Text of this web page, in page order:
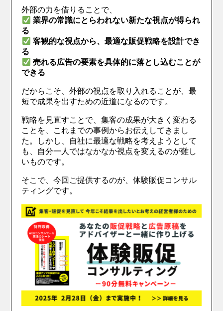
外部の力を借りることで、
業界の常識にとらわれない新たな視点が得られ
る
客観的な視点から、最適な販促戦略を設計でき
る
売れる広告の要素を具体的に落とし込むことが
できる
だからこそ、外部の視点を取り入れることが、最
短で成果を出すための近道になるのです。
戦略を見直すことで、集客の成果が大きく変わる
ことを、これまでの事例からお伝えしてきまし
た。しかし、自社に最適な戦略を考えようとして
も、自分一人ではなかなか視点を変えるのが難し
いものです。
そこで、今回ご提供するのが、体験販促コンサル
ティングです。